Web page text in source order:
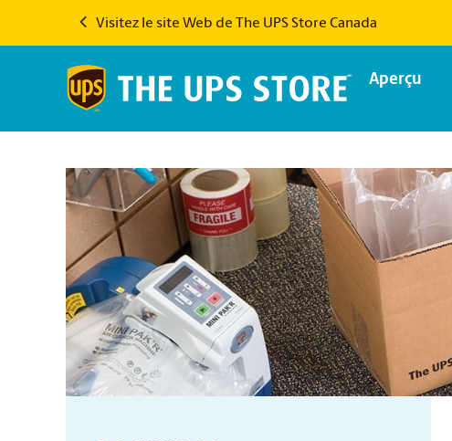
Visitez le site Web de The UPS Store Canada
Aperçu